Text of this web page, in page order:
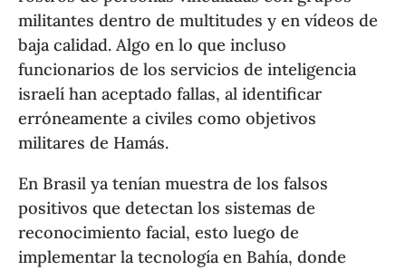
militantes dentro de multitudes y en vídeos de
baja calidad. Algo en lo que incluso
funcionarios de los servicios de inteligencia
israelí han aceptado fallas, al identificar
erróneamente a civiles como objetivos
militares de Hamás.
En Brasil ya tenían muestra de los falsos
positivos que detectan los sistemas de
reconocimiento facial, esto luego de
implementar la tecnología en Bahía, donde